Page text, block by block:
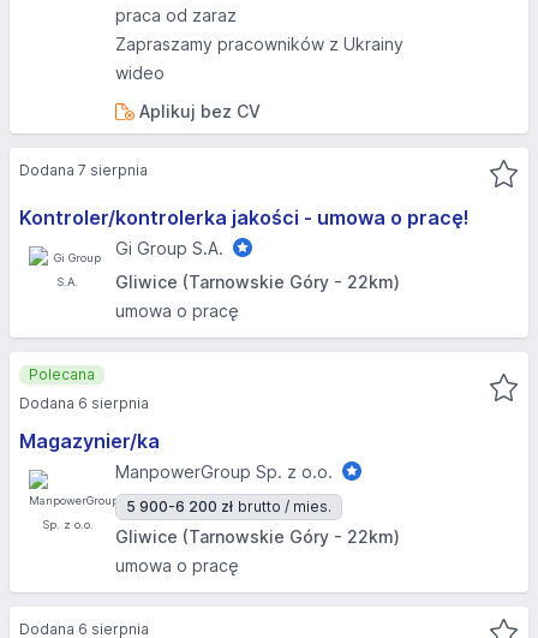
praca od zaraz
Zapraszamy pracowników z Ukrainy
wideo
Aplikuj bez CV
Kontroler/kontrolerka jakości - umowa o pracę!
Gi Group S.A.
Gliwice (Tarnowskie Góry - 22km)
umowa o pracę
Dodana 7 sierpnia
Magazynier/ka
ManpowerGroup Sp. z o.o.
5 900-6 200 zł brutto / mies.
Gliwice (Tarnowskie Góry - 22km)
umowa o pracę
Polecana
Dodana 6 sierpnia
Dodana 6 sierpnia